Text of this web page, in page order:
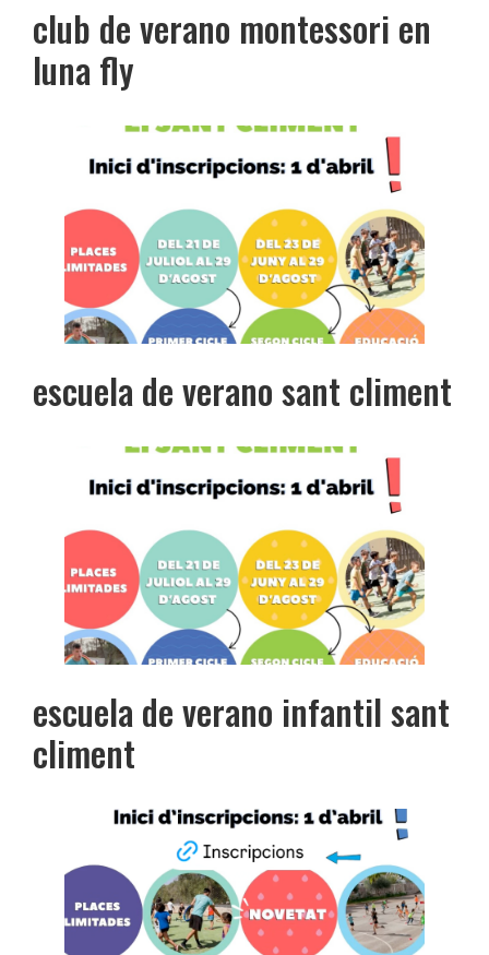
club de verano montessori en
luna fly
escuela de verano sant climent
escuela de verano infantil sant
climent